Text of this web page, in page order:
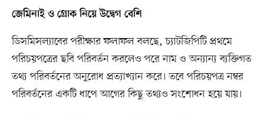
জেমিনাই ও গ্রোক নিয়ে উদ্বেগ বেশি
ডিসমিসল্যাবের পরীক্ষার ফলাফল বলছে, চ্যাটজিপিটি প্রথমে
পরিচয়পত্রের ছবি পরিবর্তন করলেও পরে নাম ও অন্যান্য ব্যক্তিগত
তথ্য পরিবর্তনের অনুরোধ প্রত্যাখ্যান করে। তবে পরিচয়পত্র নম্বর
পরিবর্তনের একটি ধাপে আগের কিছু তথ্যও সংশোধন হয়ে যায়।